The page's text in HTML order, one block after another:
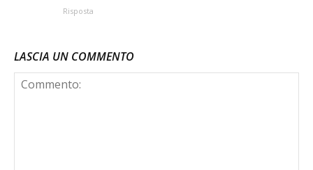
Risposta
LASCIA UN COMMENTO